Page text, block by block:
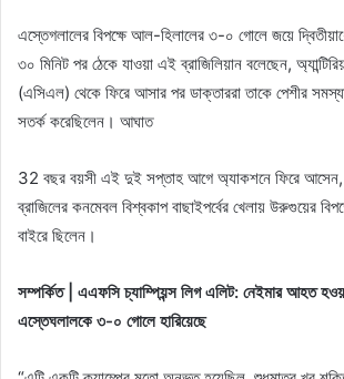
এস্তেগলালের বিপক্ষে আল-হিলালের ৩-০ গোলে জয়ে
৩০ মিনিট পর ঠেকে যাওয়া এই ব্রাজিলিয়ান বলেছেন,
(এসিএল) থেকে ফিরে আসার পর ডাক্তাররা তাকে পেশীর
সতর্ক করেছিলেন। আঘাত
32 বছর বয়সী এই দুই সপ্তাহ আগে অ্যাকশনে ফিরে আসেন,
ব্রাজিলের কনমেবল বিশ্বকাপ বাছাইপর্বের খেলায় উরুগুয়ের
বাইরে ছিলেন।
সম্পর্কিত | এএফসি চ্যাম্পিয়ন্স লিগ এলিট: নেইমার আহত
এস্তেঘলালকে ৩-০ গোলে হারিয়েছে